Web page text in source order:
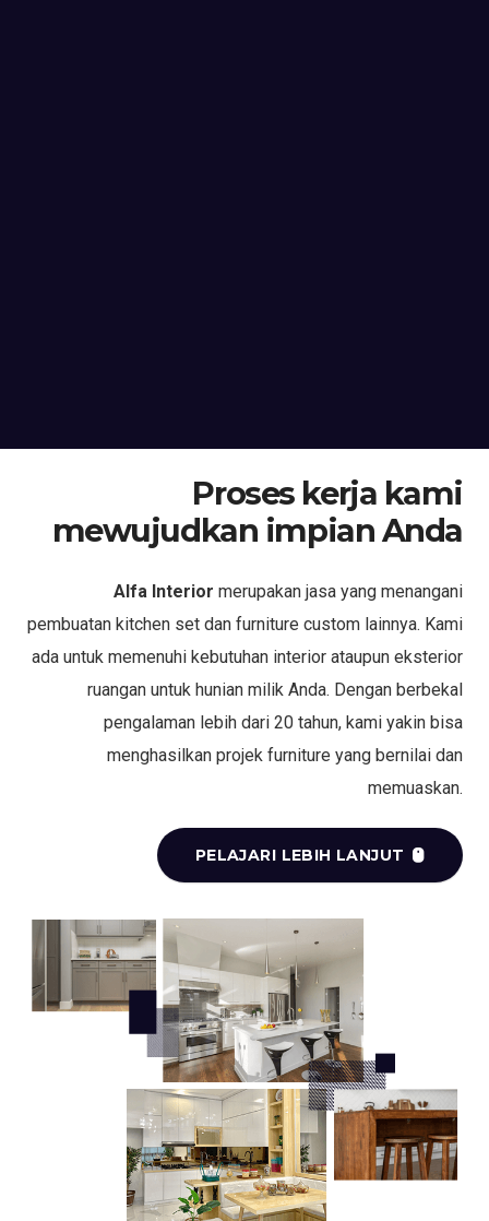
Proses kerja kami
mewujudkan impian Anda
Alfa Interior merupakan jasa yang menangani
pembuatan kitchen set dan furniture custom lainnya. Kami
ada untuk memenuhi kebutuhan interior ataupun eksterior
ruangan untuk hunian milik Anda. Dengan berbekal
pengalaman lebih dari 20 tahun, kami yakin bisa
menghasilkan projek furniture yang bernilai dan
memuaskan.
PELAJARI LEBIH LANJUT